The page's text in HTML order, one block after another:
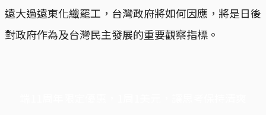
遠大過遠東化纖罷工，台灣政府將如何因應，將是日後
對政府作為及台灣民主發展的重要觀察指標。